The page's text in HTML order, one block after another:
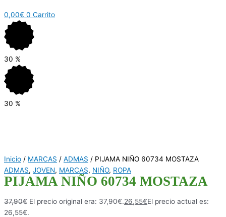
0,00€ 0 Carrito
30 %
30 %
Inicio / MARCAS / ADMAS / PIJAMA NIÑO 60734 MOSTAZA
ADMAS, JOVEN, MARCAS, NIÑO, ROPA
PIJAMA NIÑO 60734 MOSTAZA
37,90€ El precio original era: 37,90€.26,55€El precio actual es:
26,55€.